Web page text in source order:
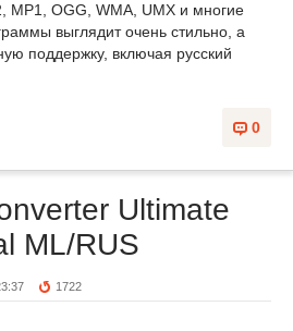
MP1, OGG, WMA, UMX и многие
выглядит очень стильно, а
поддержку, включая русский
0
Ultimate
ML/RUS
1722